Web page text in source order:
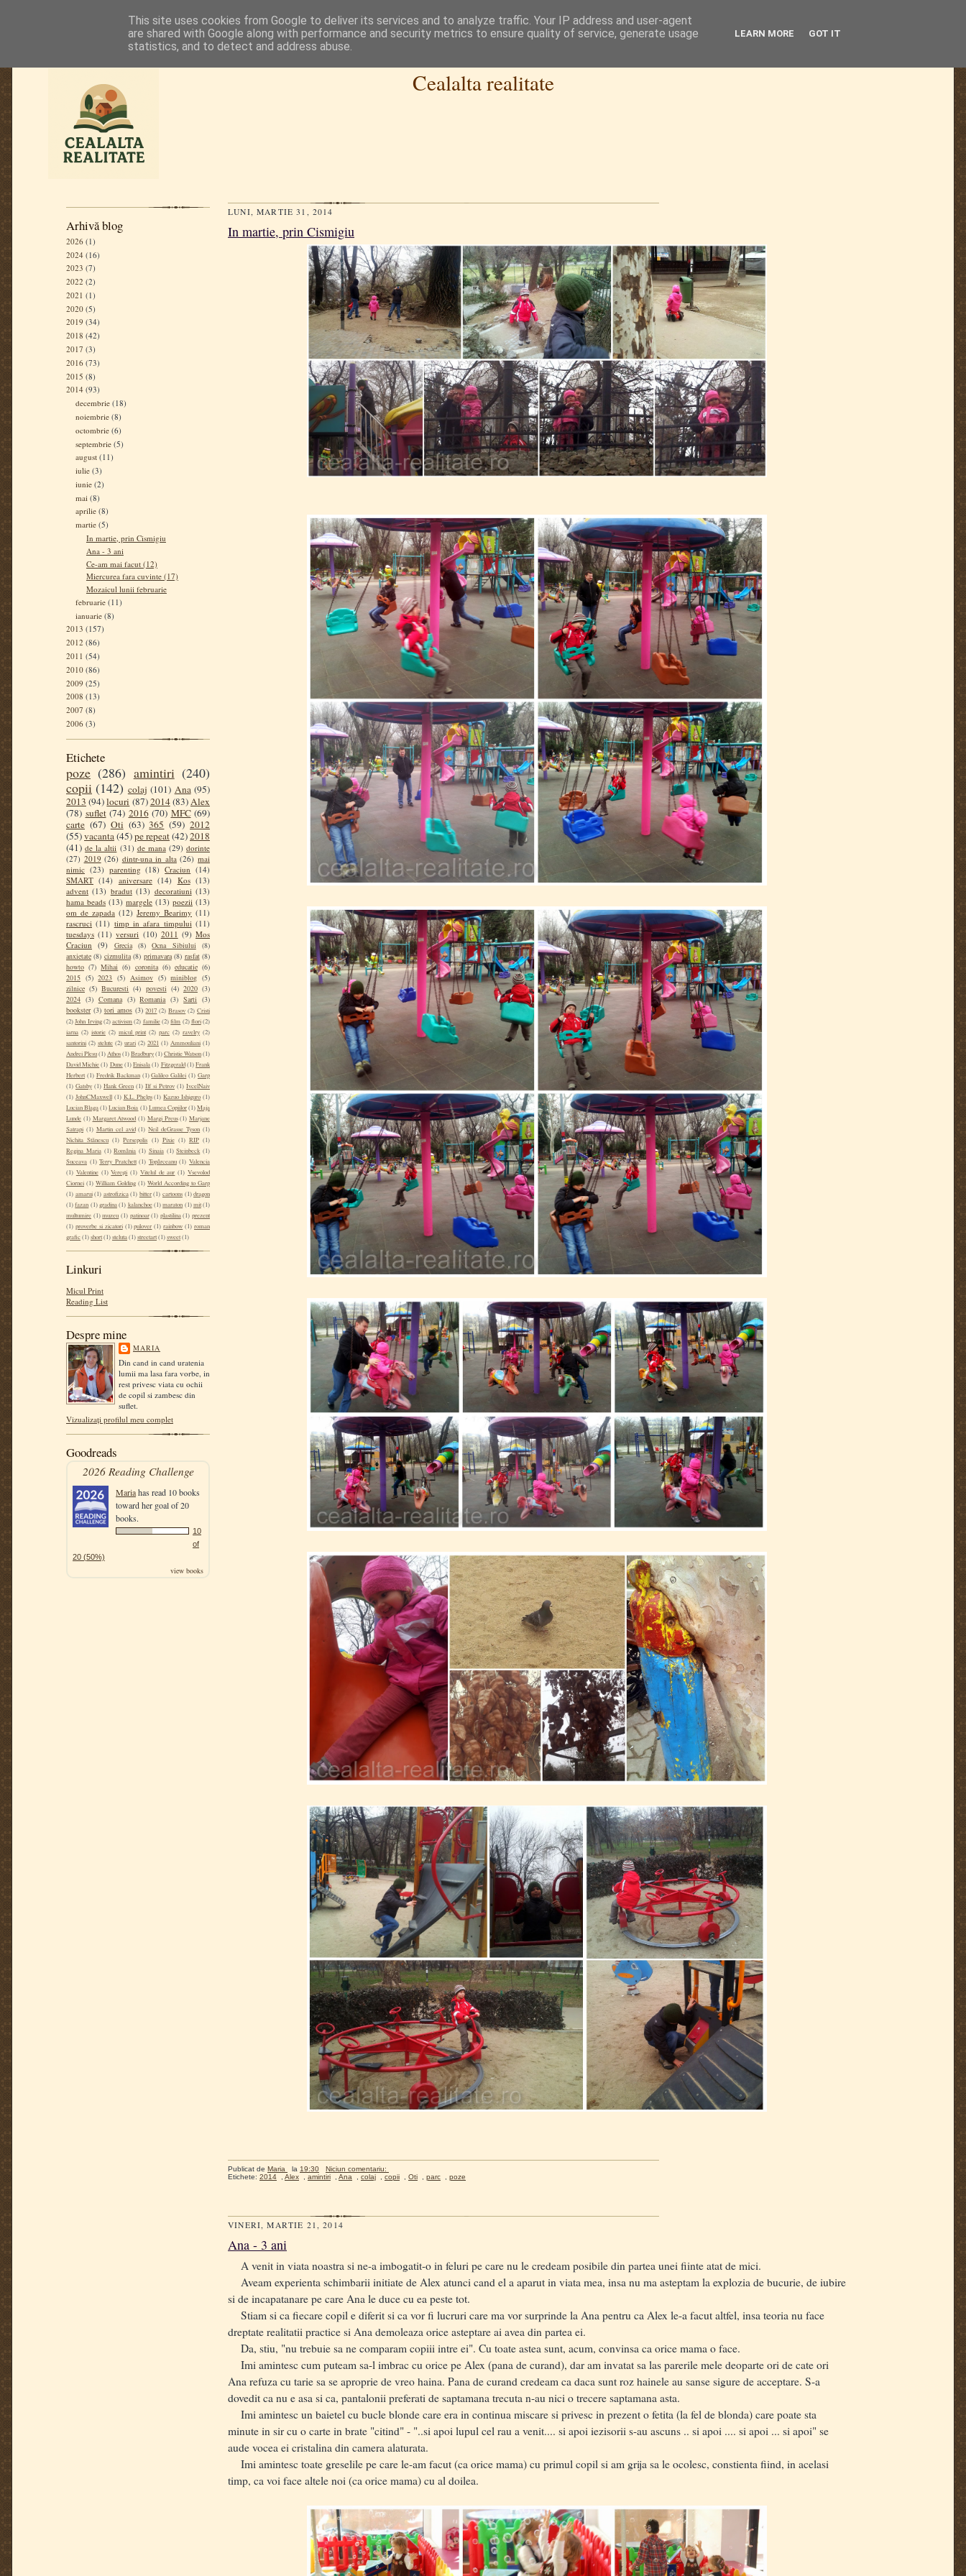
Cealalta realitate
Arhivă blog
2026 (1)
2024 (16)
2023 (7)
2022 (2)
2021 (1)
2020 (5)
2019 (34)
2018 (42)
2017 (3)
2016 (73)
2015 (8)
2014 (93)
decembrie (18)
noiembrie (8)
octombrie (6)
septembrie (5)
august (11)
iulie (3)
iunie (2)
mai (8)
aprilie (8)
martie (5)
In martie, prin Cismigiu
Ana - 3 ani
Ce-am mai facut (12)
Miercurea fara cuvinte (17)
Mozaicul lunii februarie
februarie (11)
ianuarie (8)
2013 (157)
2012 (86)
2011 (54)
2010 (86)
2009 (25)
2008 (13)
2007 (8)
2006 (3)
Etichete
poze (286) amintiri (240)
copii (142) colaj (101) Ana (95)
2013 (94)locuri (87)2014(83)Alex
(78) suflet (74) 2016 (70) MFC (69)
carte (67) Oti (63) 365 (59) 2012
(55)vacanta(45)pe repeat(42)2018
(41) de la altii (31) de mana (29) dorinte
(27) 2019 (26) dintr-una in alta (26) mai
nimic (23) parenting (18) Craciun (14)
SMART (14) aniversare (14) Kos (13)
advent (13) bradut (13) decoratiuni (13)
hama beads (13) margele (13) poezii (13)
om de zapada (12) Jeremy Bearimy (11)
rascruci (11) timp in afara timpului (11)
tuesdays (11) versuri (10) 2011 (9) Mos
Craciun
(9) Grecia (8) Ocna Sibiului
(8)
anxietate (8) cizmulita (8) primavara (8) rasfat (8)
howto (7) Mihai (6) coronita (6) educatie (6)
2015 (5) 2023 (5) Asimov (5) miniblog (5)
zilnice (5) Bucuresti (4) povesti (4) 2020 (3)
2024 (3) Comana (3) Romania (3) Sarti (3)
bookster (3) tori amos (3) 2017 (2) Brasov (2) Cristi
(2)John Irving (2)activism (2) familie(2)film (2) flori(2)
iarna (2) istorie (2) micul print (2) parc (2) ravelry (2)
santorini (2) stelute (2) urari (2) 2021 (1) Ammouliani (1)
Andrei Plesu(1)Athos(1)Bradbury(1)Christie Watson(1)
David Michie (1) Dune(1)Enisala (1) Fitzgerald(1)Frank
Herbert (1) Fredrik Backman (1) Galileo Galilei (1) Garp
(1) Gatsby (1) Hank Green (1) Ilf si Petrov (1) IvcelNaiv
(1) JohnCMaxwell (1) K.L. Phelps (1) Kazuo Ishiguro (1)
Lucian Blaga(1)Lucian Boia (1)Lumea Copiilor(1)Maja
Lunde (1) Margaret Atwood (1) Margi Preus (1) Marjane
Satrapi (1) Martin cel avid (1) Neil deGrasse Tyson (1)
Nichita Stănescu (1) Persepolis (1) Pixie (1) RIP (1)
Regina Maria (1) România (1) Sinaia (1) Steinbeck (1)
Suceava (1) Terry Pratchett (1) Topârceanu (1) Valencia
(1) Valentine (1) Verești (1) Vitelul de aur (1) Vsevolod
Ciornei (1) William Golding (1) World According to Garp
(1) amarui (1) astrofizica (1) bitter (1) cartoons (1) dragon
(1)fazan (1)gradina(1) kalanchoe (1)maraton (1) mit(1)
multumire (1) muzeu (1) patinoar (1) plastilina (1) prezent
(1) proverbe si zicatori (1) pulover (1) rainbow (1) roman
grafic(1)short(1)steluta(1)streetart(1)sweet(1)
Linkuri
Micul Print
Reading List
Despre mine
MARIA
Din cand in cand uratenia
lumii ma lasa fara vorbe, in
rest privesc viata cu ochii
de copil si zambesc din
suflet.
Vizualizați profilul meu complet
Goodreads
2026 Reading Challenge
Mariahas read 10 books
toward her goal of 20
books.
10
of
20 (50%)
view books
LUNI, MARTIE 31, 2014
In martie, prin Cismigiu
Publicat de Maria la 19:30
Niciun comentariu:
Etichete: 2014 , Alex , amintiri , Ana , colaj , copii , Oti , parc , poze
VINERI, MARTIE 21, 2014
Ana - 3 ani
A venit in viata noastra si ne-a imbogatit-o in feluri pe care nu le credeam posibile din partea unei fiinte atat de mici.
Aveam experienta schimbarii initiate de Alex atunci cand el a aparut in viata mea, insa nu ma asteptam la explozia de bucurie, de iubire
si de incapatanare pe care Ana le duce cu ea peste tot.
Stiam si ca fiecare copil e diferit si ca vor fi lucruri care ma vor surprinde la Ana pentru ca Alex le-a facut altfel, insa teoria nu face
dreptate realitatii practice si Ana demoleaza orice asteptare ai avea din partea ei.
Da, stiu, "nu trebuie sa ne comparam copiii intre ei". Cu toate astea sunt, acum, convinsa ca orice mama o face.
Imi amintesc cum puteam sa-l imbrac cu orice pe Alex (pana de curand), dar am invatat sa las parerile mele deoparte ori de cate ori
Ana refuza cu tarie sa se aproprie de vreo haina. Pana de curand credeam ca daca sunt roz hainele au sanse sigure de acceptare. S-a
dovedit ca nu e asa si ca, pantalonii preferati de saptamana trecuta n-au nici o trecere saptamana asta.
Imi amintesc un baietel cu bucle blonde care era in continua miscare si privesc in prezent o fetita (la fel de blonda) care poate sta
minute in sir cu o carte in brate "citind" - "..si apoi lupul cel rau a venit.... si apoi iezisorii s-au ascuns .. si apoi .... si apoi ... si apoi" se
aude vocea ei cristalina din camera alaturata.
Imi amintesc toate greselile pe care le-am facut (ca orice mama) cu primul copil si am grija sa le ocolesc, constienta fiind, in acelasi
timp, ca voi face altele noi (ca orice mama) cu al doilea.
This site uses cookies from Google to deliver its services and to analyze traffic. Your IP address and user-agent
are shared with Google along with performance and security metrics to ensure quality of service, generate usage
statistics, and to detect and address abuse.
LEARN MORE GOT IT